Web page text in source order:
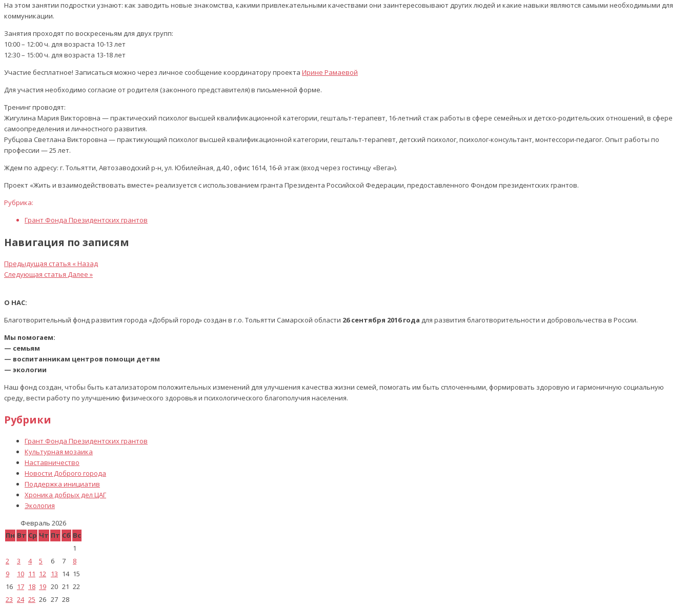
На этом занятии подростки узнают: как заводить новые знакомства, какими привлекательными качествами они заинтересовывают других людей и какие навыки являются самыми необходимыми для
коммуникации.
Занятия проходят по воскресеньям для двух групп:
10:00 – 12:00 ч. для возраста 10-13 лет
12:30 – 15:00 ч. для возраста 13-18 лет
Участие бесплатное! Записаться можно через личное сообщение координатору проекта Ирине Рамаевой
Для участия необходимо согласие от родителя (законного представителя) в письменной форме.
Тренинг проводят:
Жигулина Мария Викторовна — практический психолог высшей квалификационной категории, гештальт-терапевт, 16-летний стаж работы в сфере семейных и детско-родительских отношений, в сфере
самоопределения и личностного развития.
Рубцова Светлана Викторовна — практикующий психолог высшей квалификационной категории, гештальт-терапевт, детский психолог, психолог-консультант, монтессори-педагог. Опыт работы по
профессии — 25 лет.
Ждем по адресу: г. Тольятти, Автозаводский р-н, ул. Юбилейная, д.40 , офис 1614, 16-й этаж (вход через гостинцу «Вега»).
Проект «Жить и взаимодействовать вместе» реализуется с использованием гранта Президента Российской Федерации, предоставленного Фондом президентских грантов.
Рубрика:
Грант Фонда Президентских грантов
Навигация по записям
Предыдущая статья « Назад
Следующая статья Далее »
О НАС:
Благотворительный фонд развития города «Добрый город» создан в г.о. Тольятти Самарской области 26 сентября 2016 года для развития благотворительности и добровольчества в России.
Мы помогаем:
— семьям
— воспитанникам центров помощи детям
— экологии
Наш фонд создан, чтобы быть катализатором положительных изменений для улучшения качества жизни семей, помогать им быть сплоченными, формировать здоровую и гармоничную социальную
среду, вести работу по улучшению физического здоровья и психологического благополучия населения.
Рубрики
Грант Фонда Президентских грантов
Культурная мозаика
Наставничество
Новости Доброго города
Поддержка инициатив
Хроника добрых дел ЦАГ
Экология
Февраль 2026
Пн Вт Ср Чт Пт Сб Вс
1
2
3 4 5 6 7
8
9
10 11 12 13 14 15
16 17 18 19 20 21 22
23 24 25 26 27 28